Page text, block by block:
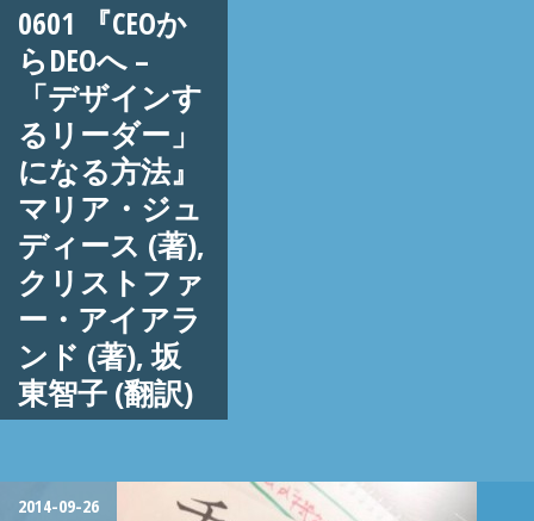
0601 『CEOか
らDEOへ –
「デザインす
るリーダー」
になる方法』
マリア・ジュ
ディース (著),
クリストファ
ー・アイアラ
ンド (著), 坂
東智子 (翻訳)
2014-09-26